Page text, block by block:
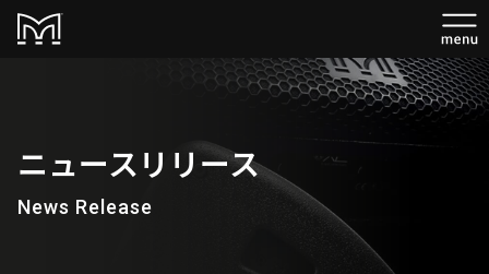
ニュースリリース
News Release